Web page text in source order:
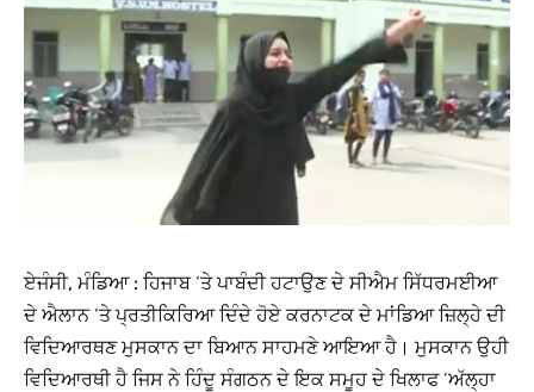
ਏਜੰਸੀ, ਮੰਡਿਆ : ਹਿਜਾਬ ‘ਤੇ ਪਾਬੰਦੀ ਹਟਾਉਣ ਦੇ ਸੀਐਮ ਸਿੱਧਰਮਈਆ
ਦੇ ਐਲਾਨ ‘ਤੇ ਪ੍ਰਤੀਕਿਰਿਆ ਦਿੰਦੇ ਹੋਏ ਕਰਨਾਟਕ ਦੇ ਮਾਂਡਿਆ ਜ਼ਿਲ੍ਹੇ ਦੀ
ਵਿਦਿਆਰਥਣ ਮੁਸਕਾਨ ਦਾ ਬਿਆਨ ਸਾਹਮਣੇ ਆਇਆ ਹੈ। ਮੁਸਕਾਨ ਉਹੀ
ਵਿਦਿਆਰਥੀ ਹੈ ਜਿਸ ਨੇ ਹਿੰਦੂ ਸੰਗਠਨ ਦੇ ਇਕ ਸਮੂਹ ਦੇ ਖਿਲਾਫ ‘ਅੱਲ੍ਹਾ